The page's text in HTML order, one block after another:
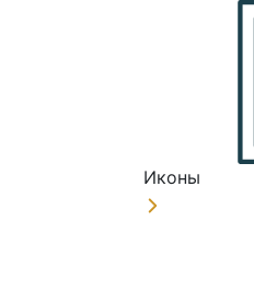
Иконы